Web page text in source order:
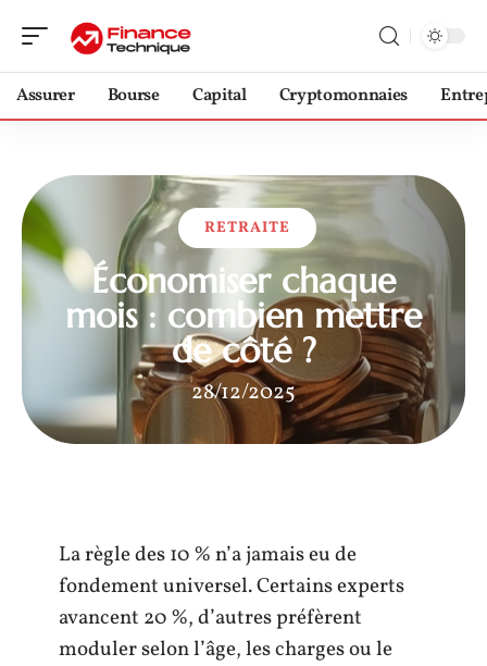
Assurer Bourse Capital Cryptomonnaies
RETRAITE
Économiser chaque
mois : combien mettre
de côté ?
28/12/2025
La règle des 10 % n’a jamais eu de
fondement universel. Certains experts
avancent 20 %, d’autres préfèrent
moduler selon l’âge, les charges ou le